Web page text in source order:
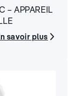
– APPAREIL
savoir plus